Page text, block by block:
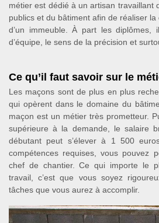
métier est dédié à un artisan travaillant
publics et du bâtiment afin de réaliser la
d’un immeuble. À part les diplômes,
d’équipe, le sens de la précision et
Ce qu’il faut savoir sur le
Les maçons sont de plus en plus
qui opèrent dans le domaine du
maçon est un métier très prometteur.
supérieure à la demande, le salaire
débutant peut s’élever à 1 500
compétences requises, vous pouvez
chef de chantier. Ce qui importe le
travail, c’est que vous soyez
tâches que vous aurez à accomplir.